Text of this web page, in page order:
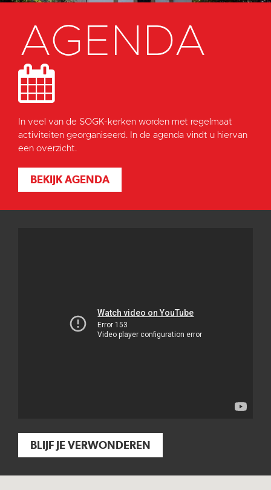
AGENDA
In veel van de SOGK-kerken worden met regelmaat
activiteiten georganiseerd. In de agenda vindt u hiervan
een overzicht.
BEKIJK AGENDA
BLIJF JE VERWONDEREN